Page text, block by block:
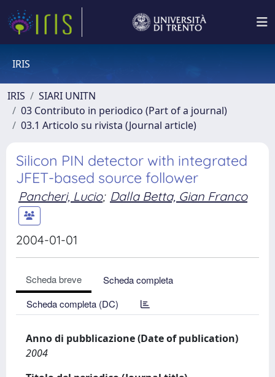
IRIS
IRIS
SIARI UNITN
03 Contributo in periodico (Part of a journal)
03.1 Articolo su rivista (Journal article)
Silicon PIN detector with integrated
JFET-based source follower
Pancheri, Lucio; Dalla Betta, Gian Franco
2004-01-01
Scheda breve
Scheda completa
Scheda completa (DC)
Anno di pubblicazione (Date of publication)
2004